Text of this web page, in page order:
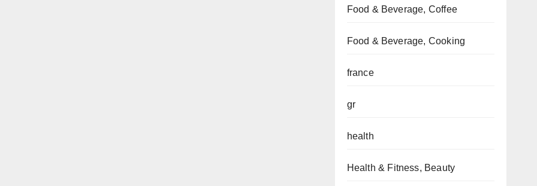
Food & Beverage, Coffee
Food & Beverage, Cooking
france
gr
health
Health & Fitness, Beauty